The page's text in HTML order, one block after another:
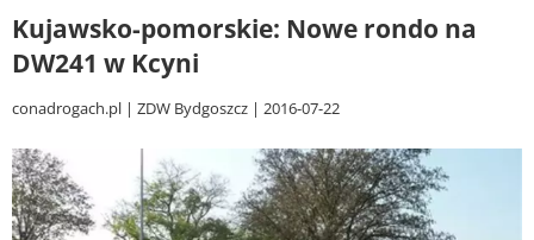
Kujawsko-pomorskie: Nowe rondo na
DW241 w Kcyni
conadrogach.pl ZDW Bydgoszcz 2016-07-22